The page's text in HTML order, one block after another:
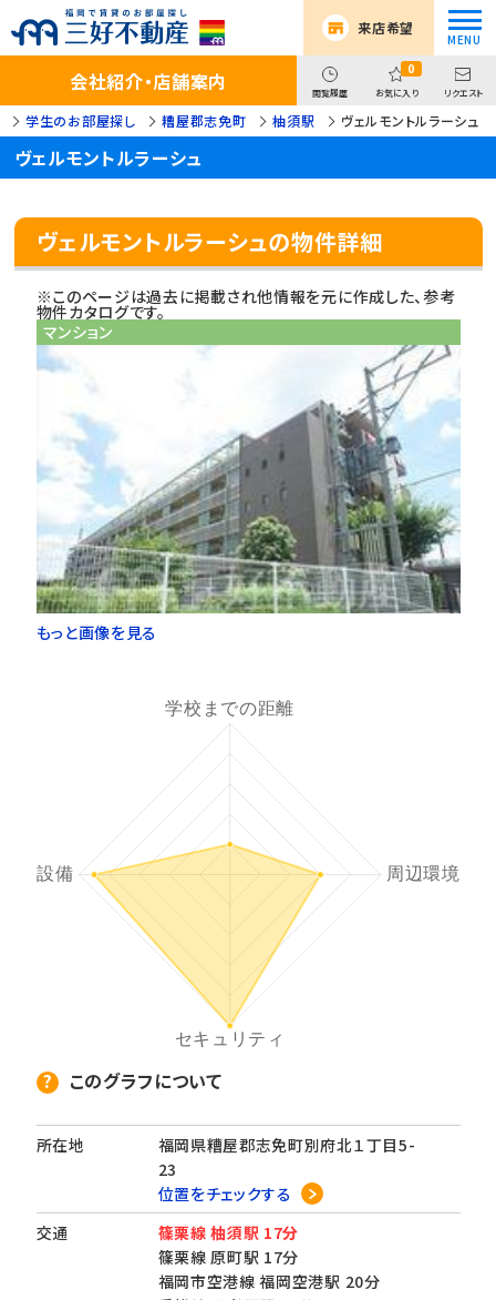
来店希望
会社紹介・店舗案内 閲覧履歴
0
お気に入り リクエスト
学生のお部屋探し 糟屋郡志免町 柚須駅 ヴェルモントルラーシュ
ヴェルモントルラーシュ
ヴェルモントルラーシュの物件詳細
※このページは過去に掲載され他情報を元に作成した、参考
物件カタログです。
マンション
もっと画像を見る
このグラフについて
所在地
福岡県糟屋郡志免町別府北１丁目5-
23
位置をチェックする
交通
篠栗線 柚須駅 17分
篠栗線 原町駅 17分
福岡市空港線 福岡空港駅 20分